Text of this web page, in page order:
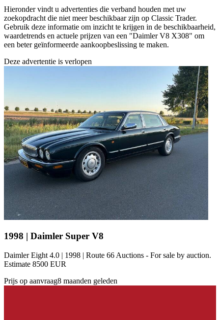
Hieronder vindt u advertenties die verband houden met uw
zoekopdracht die niet meer beschikbaar zijn op Classic Trader.
Gebruik deze informatie om inzicht te krijgen in de beschikbaarheid,
waardetrends en actuele prijzen van een "Daimler V8 X308" om
een beter geïnformeerde aankoopbeslissing te maken.
Deze advertentie is verlopen
1998 | Daimler Super V8
Daimler Eight 4.0 | 1998 | Route 66 Auctions - For sale by auction.
Estimate 8500 EUR
Prijs op aanvraag8 maanden geleden